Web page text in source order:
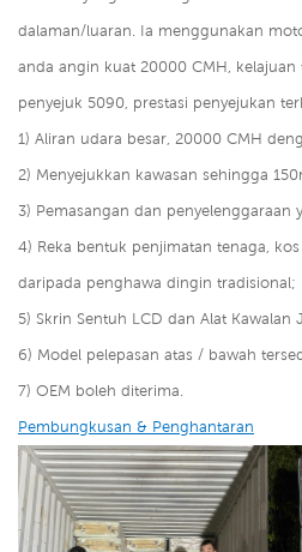
dalaman/luaran. Ia menggunakan
anda angin kuat 20000 CMH,
penyejuk 5090, prestasi penyejukan
1) Aliran udara besar, 20000 CMH
2) Menyejukkan kawasan sehingga
3) Pemasangan dan penyelenggaraan
4) Reka bentuk penjimatan tenaga,
daripada penghawa dingin tradisional;
5) Skrin Sentuh LCD dan Alat Kawalan
6) Model pelepasan atas / bawah
7) OEM boleh diterima.
Pembungkusan & Penghantaran